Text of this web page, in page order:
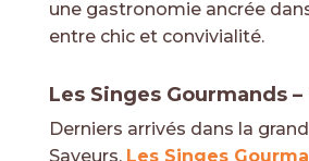
une gastronomie ancrée
entre chic et convivialité.
Les Singes Gourmands –
Derniers arrivés dans la
Saveurs, Les Singes